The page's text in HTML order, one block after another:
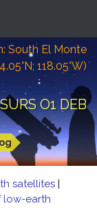
South El Monte
118.05°W)
O1 DEB
satellites |
low-earth